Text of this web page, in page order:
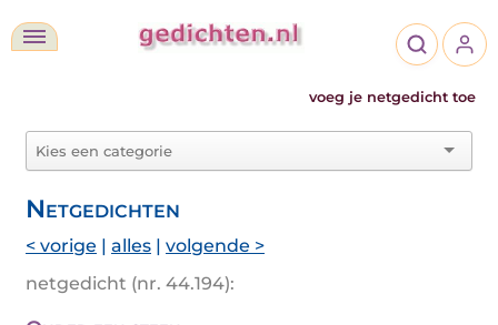
voeg je netgedicht toe
Netgedichten
< vorige | alles | volgende >
netgedicht (nr. 44.194):